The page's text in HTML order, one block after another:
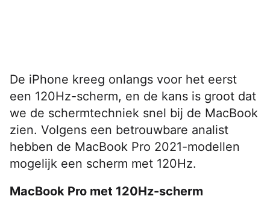
De iPhone kreeg onlangs voor het eerst
een 120Hz-scherm, en de kans is groot dat
we de schermtechniek snel bij de MacBook
zien. Volgens een betrouwbare analist
hebben de MacBook Pro 2021-modellen
mogelijk een scherm met 120Hz.
MacBook Pro met 120Hz-scherm